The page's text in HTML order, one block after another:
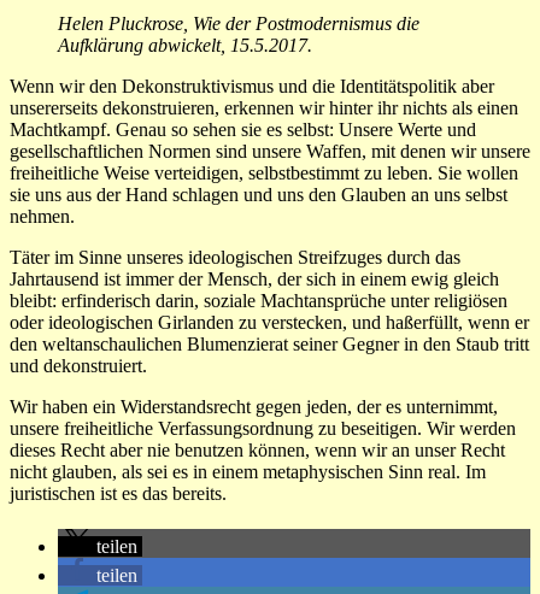
Helen Pluckrose, Wie der Postmodernismus die
Aufklärung abwickelt, 15.5.2017.
Wenn wir den Dekonstruktivismus und die Identitätspolitik aber
unsererseits dekonstruieren, erkennen wir hinter ihr nichts als einen
Machtkampf. Genau so sehen sie es selbst: Unsere Werte und
gesellschaftlichen Normen sind unsere Waffen, mit denen wir unsere
freiheitliche Weise verteidigen, selbstbestimmt zu leben. Sie wollen
sie uns aus der Hand schlagen und uns den Glauben an uns selbst
nehmen.
Täter im Sinne unseres ideologischen Streifzuges durch das
Jahrtausend ist immer der Mensch, der sich in einem ewig gleich
bleibt: erfinderisch darin, soziale Machtansprüche unter religiösen
oder ideologischen Girlanden zu verstecken, und haßerfüllt, wenn er
den weltanschaulichen Blumenzierat seiner Gegner in den Staub tritt
und dekonstruiert.
Wir haben ein Widerstandsrecht gegen jeden, der es unternimmt,
unsere freiheitliche Verfassungsordnung zu beseitigen. Wir werden
dieses Recht aber nie benutzen können, wenn wir an unser Recht
nicht glauben, als sei es in einem metaphysischen Sinn real. Im
juristischen ist es das bereits.
teilen
teilen